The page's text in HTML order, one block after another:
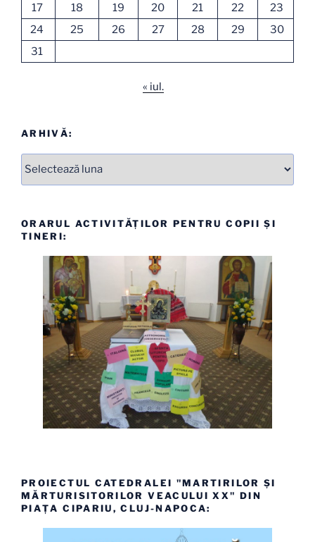
17
18 19 20 21 22
23
24
25 26 27 28 29
30
31
« iul.
ARHIVĂ:
Arhive
ORARUL ACTIVITĂȚILOR PENTRU COPII ȘI
TINERI:
PROIECTUL CATEDRALEI "MARTIRILOR ȘI
MĂRTURISITORILOR VEACULUI XX" DIN
PIAȚA CIPARIU, CLUJ-NAPOCA: